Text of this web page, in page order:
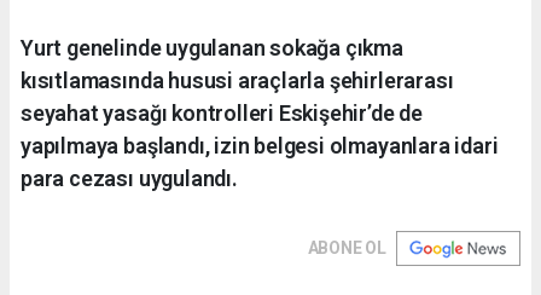
Yurt genelinde uygulanan sokağa çıkma
kısıtlamasında hususi araçlarla şehirlerarası
seyahat yasağı kontrolleri Eskişehir’de de
yapılmaya başlandı, izin belgesi olmayanlara idari
para cezası uygulandı.
ABONE OL